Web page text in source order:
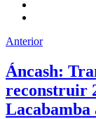
Anterior
Áncash:
reconstruir
Lacabamba